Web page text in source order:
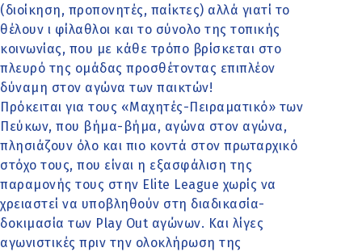
(διοίκηση, προπονητές, παίκτες) αλλά γιατί το
θέλουν ι φίλαθλοι και το σύνολο της τοπικής
κοινωνίας, που με κάθε τρόπο βρίσκεται στο
πλευρό της ομάδας προσθέτοντας επιπλέον
δύναμη στον αγώνα των παικτών!
Πρόκειται για τους «Μαχητές-Πειραματικό» των
Πεύκων, που βήμα-βήμα, αγώνα στον αγώνα,
πλησιάζουν όλο και πιο κοντά στον πρωταρχικό
στόχο τους, που είναι η εξασφάλιση της
παραμονής τους στην Elite League χωρίς να
χρειαστεί να υποβληθούν στη διαδικασία-
δοκιμασία των Play Out αγώνων. Και λίγες
αγωνιστικές πριν την ολοκλήρωση της